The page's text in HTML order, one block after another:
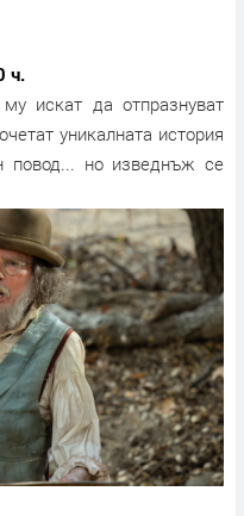
ч.
искат да отпразнуват
уникалната история
повод... но изведнъж се